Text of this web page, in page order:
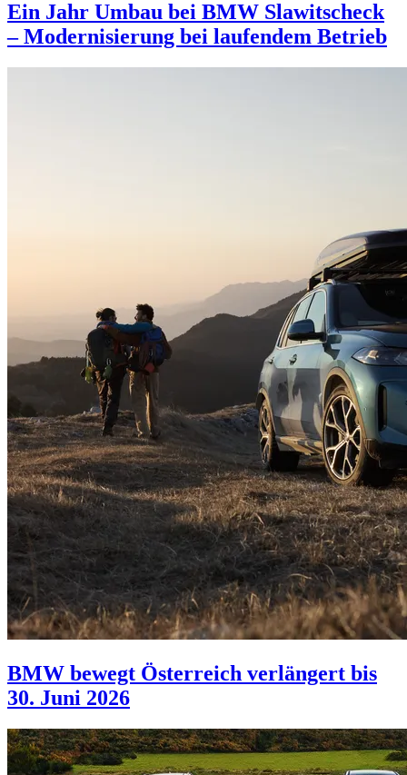
Ein Jahr Umbau bei BMW Slawitscheck
– Modernisierung bei laufendem Betrieb
BMW bewegt Österreich verlängert bis
30. Juni 2026